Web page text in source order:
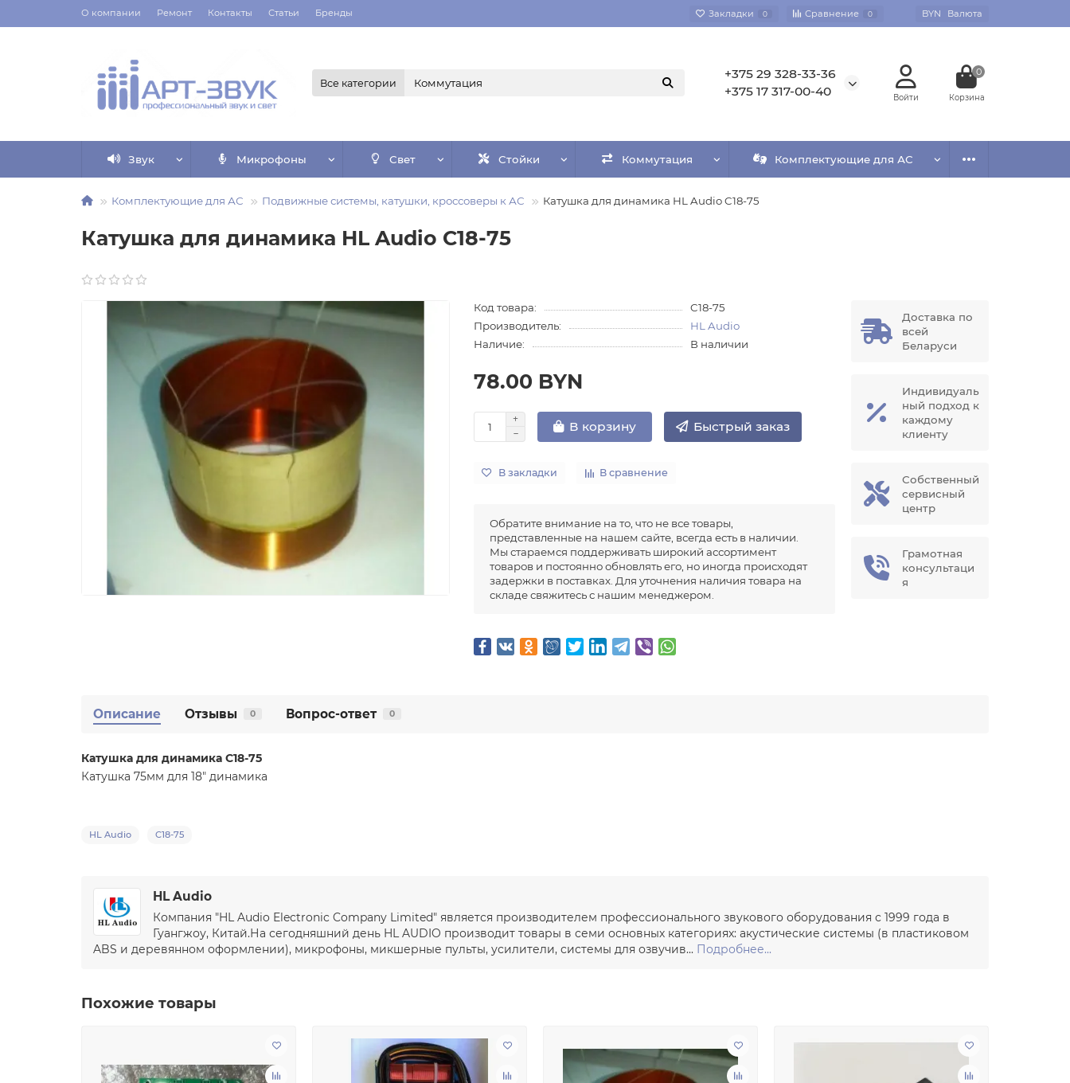
О компании Ремонт Контакты Статьи Бренды Закладки 0 Сравнение 0 BYN Валюта
Все категории
+375 29 328-33-36
+375 17 317-00-40
0
Звук Микрофоны Свет Стойки Коммутация Комплектующие для АС
Комплектующие для АС Подвижные системы, катушки, кроссоверы к АС Катушка для динамика HL Audio C18-75
Катушка для динамика HL Audio C18-75
Код товара:
C18-75
Производитель:
HL Audio
Наличие:
В наличии
78.00 BYN
В корзину Быстрый заказ
В закладки В сравнение
Обратите внимание на то, что не все товары,
представленные на нашем сайте, всегда есть в наличии.
Мы стараемся поддерживать широкий ассортимент
товаров и постоянно обновлять его, но иногда происходят
задержки в поставках. Для уточнения наличия товара на
складе свяжитесь с нашим менеджером.
Доставка по
всей
Беларуси
Индивидуаль
ный подход к
каждому
клиенту
Собственный
сервисный
центр
Грамотная
консультаци
я
Описание Отзывы 0 Вопрос-ответ 0
Катушка для динамика C18-75
Катушка 75мм для 18" динамика
HL Audio C18-75
HL Audio
Компания "HL Audio Electronic Company Limited" является производителем профессионального звукового оборудования с 1999 года в
Гуангжоу, Китай.На сегодняшний день HL AUDIO производит товары в семи основных категориях: акустические системы (в пластиковом
ABS и деревянном оформлении), микрофоны, микшерные пульты, усилители, системы для озвучив... Подробнее...
Похожие товары